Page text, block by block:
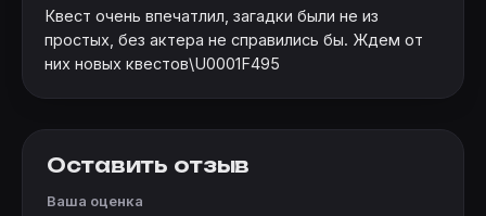
Квест очень впечатлил, загадки были не из
простых, без актера не справились бы. Ждем от
них новых квестов\U0001F495
Оставить отзыв
Ваша оценка